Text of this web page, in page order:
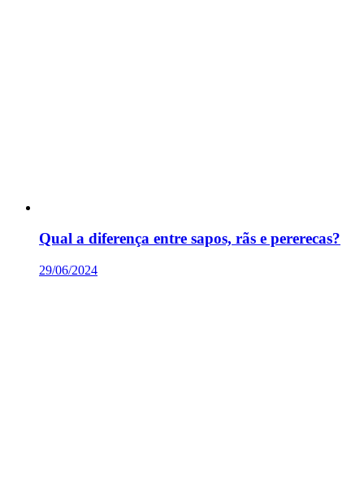
Qual a diferença entre sapos, rãs e pererecas?
29/06/2024